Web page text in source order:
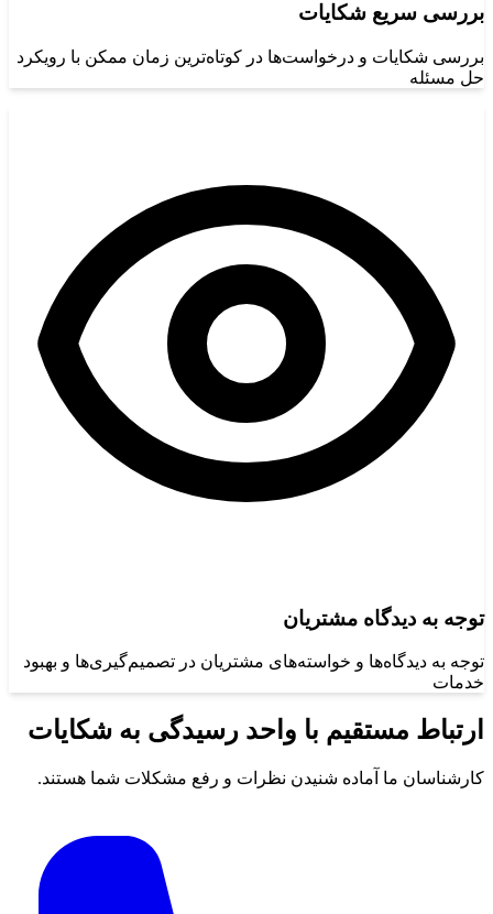
بررسی سریع شکایات
بررسی شکایات و درخواست‌ها در کوتاه‌ترین زمان ممکن با رویکرد
حل مسئله
توجه به دیدگاه مشتریان
توجه به دیدگاه‌ها و خواسته‌های مشتریان در تصمیم‌گیری‌ها و بهبود
خدمات
ارتباط مستقیم با واحد رسیدگی به شکایات
کارشناسان ما آماده شنیدن نظرات و رفع مشکلات شما هستند.